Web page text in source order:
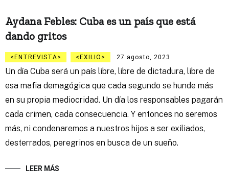
Aydana Febles: Cuba es un país que está
dando gritos
ENTREVISTA EXILIO 27 agosto, 2023
Un día Cuba será un país libre, libre de dictadura, libre de
esa mafia demagógica que cada segundo se hunde más
en su propia mediocridad. Un día los responsables pagarán
cada crimen, cada consecuencia. Y entonces no seremos
más, ni condenaremos a nuestros hijos a ser exiliados,
desterrados, peregrinos en busca de un sueño.
LEER MÁS